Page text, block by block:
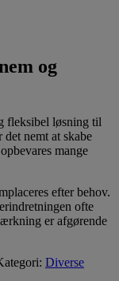
og
fleksibel løsning til
nemt at skabe
mange
efter behov.
ofte
er afgørende
Diverse